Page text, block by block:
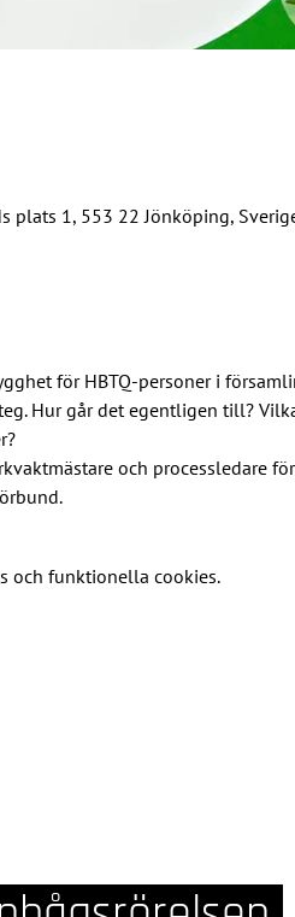
plats 1, 553 22 Jönköping,
för HBTQ-personer i
Hur går det egentligen till?
och processledare
och funktionella cookies.